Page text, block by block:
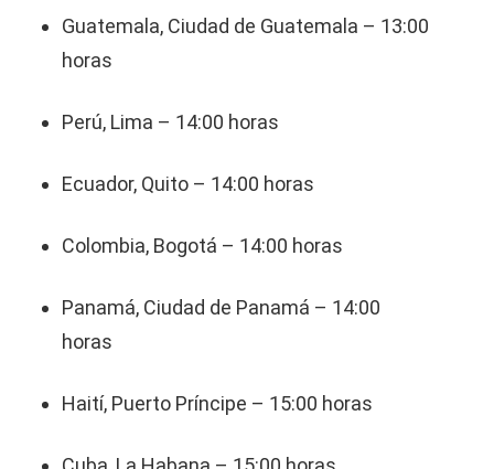
Guatemala, Ciudad de Guatemala – 13:00
horas
Perú, Lima – 14:00 horas
Ecuador, Quito – 14:00 horas
Colombia, Bogotá – 14:00 horas
Panamá, Ciudad de Panamá – 14:00
horas
Haití, Puerto Príncipe – 15:00 horas